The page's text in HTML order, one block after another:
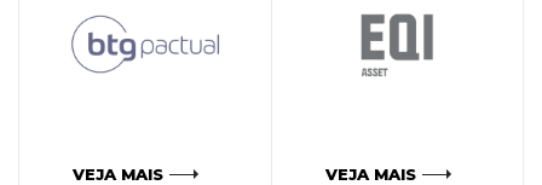
VEJA MAIS VEJA MAIS